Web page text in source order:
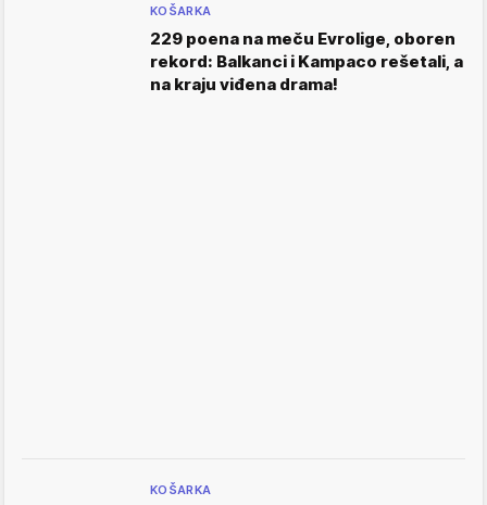
KOŠARKA
229 poena na meču Evrolige, oboren
rekord: Balkanci i Kampaco rešetali, a
na kraju viđena drama!
KOŠARKA